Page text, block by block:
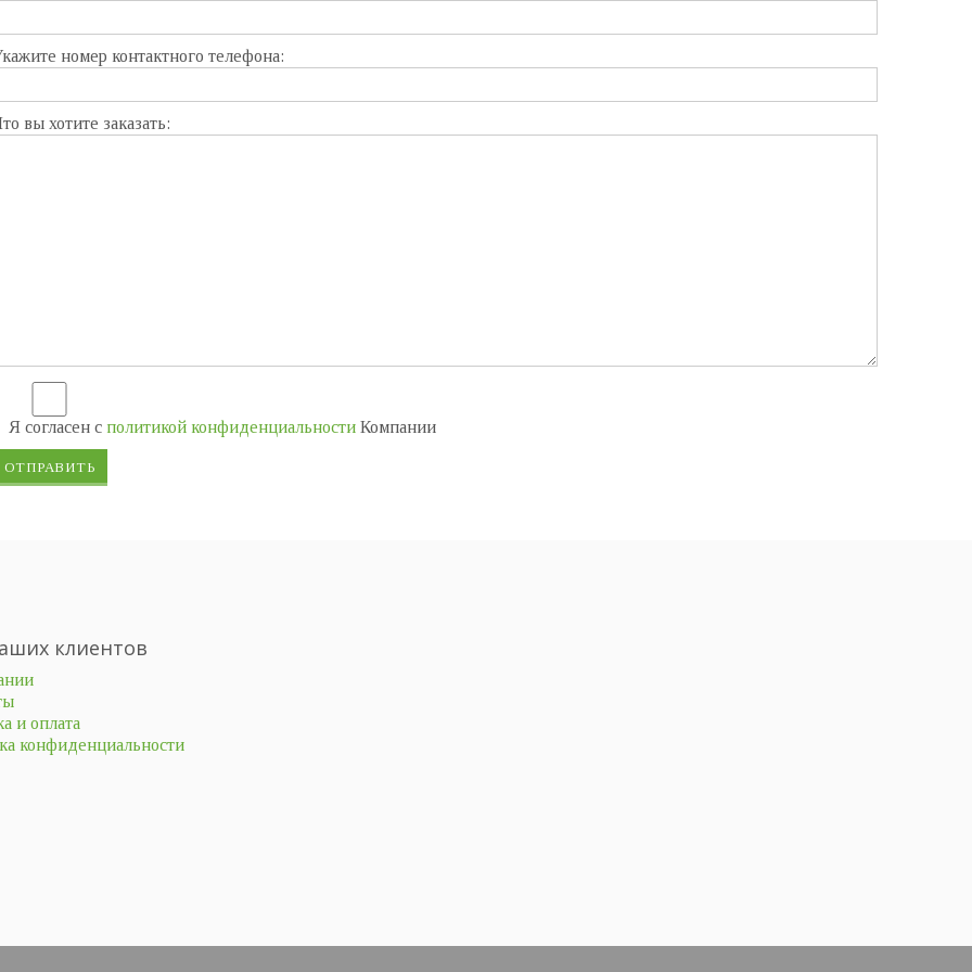
номер контактного телефона:
вы хотите заказать:
Я согласенс политикой конфиденциальностиКомпании
клиентов
и оплата
конфиденциальности